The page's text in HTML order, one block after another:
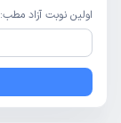
اولین نوبت آزاد مطب: